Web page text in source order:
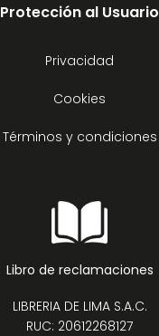
Protección al Usuario
Privacidad
Cookies
Términos y condiciones
Libro de reclamaciones
LIBRERIA DE LIMA S.A.C.
RUC: 20612268127